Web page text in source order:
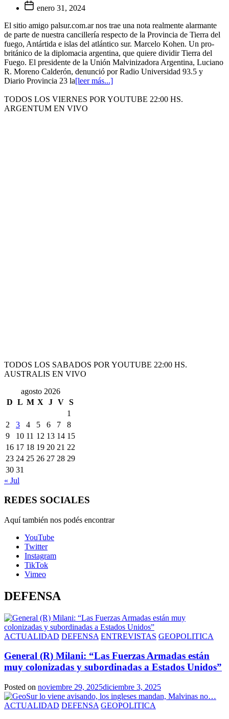
enero 31, 2024
El sitio amigo palsur.com.ar nos trae una nota realmente alarmante
de parte de nuestra cancillería respecto de la Provincia de Tierra del
fuego, Antártida e islas del atlántico sur. Marcelo Kohen. Un pro-
británico de la diplomacia argentina, que quiere dividir Tierra del
Fuego. El presidente de la Unión Malvinizadora Argentina, Luciano
R. Moreno Calderón, denunció por Radio Universidad 93.5 y
Diario Provincia 23 la[leer más...]
TODOS LOS VIERNES POR YOUTUBE 22:00 HS.
ARGENTUM EN VIVO
TODOS LOS SABADOS POR YOUTUBE 22:00 HS.
AUSTRALIS EN VIVO
agosto 2026
D L M X J V S
1
2
3 4 5 6 7
8
9
10 11 12 13 14 15
16 17 18 19 20 21 22
23 24 25 26 27 28 29
30 31
« Jul
REDES SOCIALES
Aquí también nos podés encontrar
YouTube
Twitter
Instagram
TikTok
Vimeo
DEFENSA
ACTUALIDAD DEFENSA ENTREVISTAS GEOPOLITICA
General (R) Milani: “Las Fuerzas Armadas están
muy colonizadas y subordinadas a Estados Unidos”
Posted on noviembre 29, 2025diciembre 3, 2025
ACTUALIDAD DEFENSA GEOPOLITICA